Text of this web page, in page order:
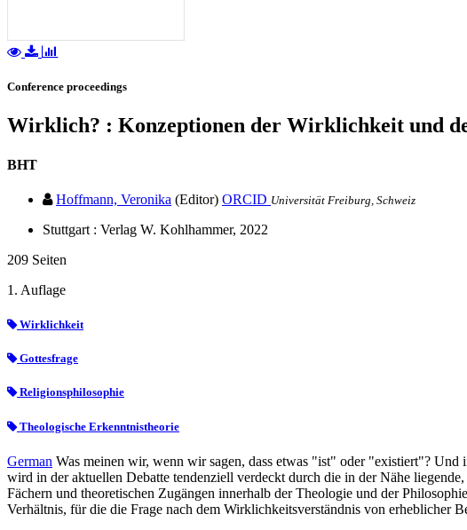
Conference proceedings
Wirklich? : Konzeptionen der Wirklichkeit und
BHT
Hoffmann, Veronika (Editor) ORCID Universität Freiburg, Schweiz
Stuttgart : Verlag W. Kohlhammer, 2022
209 Seiten
1. Auflage
Wirklichkeit
Gottesfrage
Religionsphilosophie
Theologische Erkenntnistheorie
German Was meinen wir, wenn wir sagen, dass etwas "ist" oder "existiert"?
wird in der aktuellen Debatte tendenziell verdeckt durch die in der Nähe
Fächern und theoretischen Zugängen innerhalb der Theologie und der
Verhältnis, für die die Frage nach dem Wirklichkeitsverständnis von erheblicher